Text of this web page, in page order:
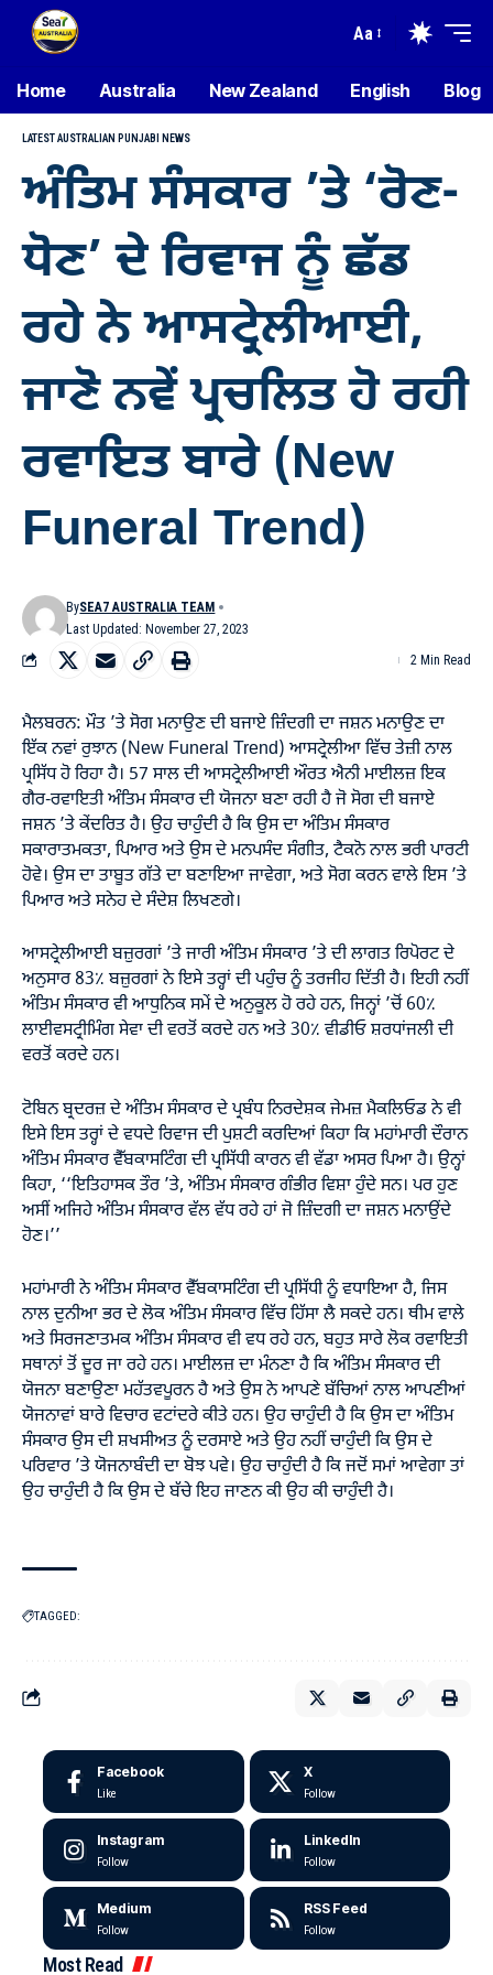
Aa
Home Australia New Zealand English Blog
LATEST AUSTRALIAN PUNJABI NEWS
ਅੰਤਿਮ ਸੰਸਕਾਰ ’ਤੇ ‘ਰੋਣ-
ਧੋਣ’ ਦੇ ਰਿਵਾਜ ਨੂੰ ਛੱਡ
ਰਹੇ ਨੇ ਆਸਟ੍ਰੇਲੀਆਈ,
ਜਾਣੋ ਨਵੇਂ ਪ੍ਰਚਲਿਤ ਹੋ ਰਹੀ
ਰਵਾਇਤ ਬਾਰੇ (New
Funeral Trend)
Last Updated: November 27, 2023
BySEA7 AUSTRALIA TEAM
2 Min Read
ਮੈਲਬਰਨ: ਮੌਤ ’ਤੇ ਸੋਗ ਮਨਾਉਣ ਦੀ ਬਜਾਏ ਜ਼ਿੰਦਗੀ ਦਾ ਜਸ਼ਨ ਮਨਾਉਣ ਦਾ
ਇੱਕ ਨਵਾਂ ਰੁਝਾਨ (New Funeral Trend) ਆਸਟ੍ਰੇਲੀਆ ਵਿੱਚ ਤੇਜ਼ੀ ਨਾਲ
ਪ੍ਰਸਿੱਧ ਹੋ ਰਿਹਾ ਹੈ। 57 ਸਾਲ ਦੀ ਆਸਟ੍ਰੇਲੀਆਈ ਔਰਤ ਐਨੀ ਮਾਈਲਜ਼ ਇਕ
ਗੈਰ-ਰਵਾਇਤੀ ਅੰਤਿਮ ਸੰਸਕਾਰ ਦੀ ਯੋਜਨਾ ਬਣਾ ਰਹੀ ਹੈ ਜੋ ਸੋਗ ਦੀ ਬਜਾਏ
ਜਸ਼ਨ ’ਤੇ ਕੇਂਦਰਿਤ ਹੈ। ਉਹ ਚਾਹੁੰਦੀ ਹੈ ਕਿ ਉਸ ਦਾ ਅੰਤਿਮ ਸੰਸਕਾਰ
ਸਕਾਰਾਤਮਕਤਾ, ਪਿਆਰ ਅਤੇ ਉਸ ਦੇ ਮਨਪਸੰਦ ਸੰਗੀਤ, ਟੈਕਨੋ ਨਾਲ ਭਰੀ ਪਾਰਟੀ
ਹੋਵੇ। ਉਸ ਦਾ ਤਾਬੂਤ ਗੱਤੇ ਦਾ ਬਣਾਇਆ ਜਾਵੇਗਾ, ਅਤੇ ਸੋਗ ਕਰਨ ਵਾਲੇ ਇਸ ’ਤੇ
ਪਿਆਰ ਅਤੇ ਸਨੇਹ ਦੇ ਸੰਦੇਸ਼ ਲਿਖਣਗੇ।
ਆਸਟ੍ਰੇਲੀਆਈ ਬਜ਼ੁਰਗਾਂ ’ਤੇ ਜਾਰੀ ਅੰਤਿਮ ਸੰਸਕਾਰ ’ਤੇ ਦੀ ਲਾਗਤ ਰਿਪੋਰਟ ਦੇ
ਅਨੁਸਾਰ 83٪ ਬਜ਼ੁਰਗਾਂ ਨੇ ਇਸੇ ਤਰ੍ਹਾਂ ਦੀ ਪਹੁੰਚ ਨੂੰ ਤਰਜੀਹ ਦਿੱਤੀ ਹੈ। ਇਹੀ ਨਹੀਂ
ਅੰਤਿਮ ਸੰਸਕਾਰ ਵੀ ਆਧੁਨਿਕ ਸਮੇਂ ਦੇ ਅਨੁਕੂਲ ਹੋ ਰਹੇ ਹਨ, ਜਿਨ੍ਹਾਂ ’ਚੋਂ 60٪
ਲਾਈਵਸਟ੍ਰੀਮਿੰਗ ਸੇਵਾ ਦੀ ਵਰਤੋਂ ਕਰਦੇ ਹਨ ਅਤੇ 30٪ ਵੀਡੀਓ ਸ਼ਰਧਾਂਜਲੀ ਦੀ
ਵਰਤੋਂ ਕਰਦੇ ਹਨ।
ਟੋਬਿਨ ਬ੍ਰਦਰਜ਼ ਦੇ ਅੰਤਿਮ ਸੰਸਕਾਰ ਦੇ ਪ੍ਰਬੰਧ ਨਿਰਦੇਸ਼ਕ ਜੇਮਜ਼ ਮੈਕਲਿਓਡ ਨੇ ਵੀ
ਇਸੇ ਇਸ ਤਰ੍ਹਾਂ ਦੇ ਵਧਦੇ ਰਿਵਾਜ ਦੀ ਪੁਸ਼ਟੀ ਕਰਦਿਆਂ ਕਿਹਾ ਕਿ ਮਹਾਂਮਾਰੀ ਦੌਰਾਨ
ਅੰਤਿਮ ਸੰਸਕਾਰ ਵੈੱਬਕਾਸਟਿੰਗ ਦੀ ਪ੍ਰਸਿੱਧੀ ਕਾਰਨ ਵੀ ਵੱਡਾ ਅਸਰ ਪਿਆ ਹੈ। ਉਨ੍ਹਾਂ
ਕਿਹਾ, ‘‘ਇਤਿਹਾਸਕ ਤੌਰ ’ਤੇ, ਅੰਤਿਮ ਸੰਸਕਾਰ ਗੰਭੀਰ ਵਿਸ਼ਾ ਹੁੰਦੇ ਸਨ। ਪਰ ਹੁਣ
ਅਸੀਂ ਅਜਿਹੇ ਅੰਤਿਮ ਸੰਸਕਾਰ ਵੱਲ ਵੱਧ ਰਹੇ ਹਾਂ ਜੋ ਜ਼ਿੰਦਗੀ ਦਾ ਜਸ਼ਨ ਮਨਾਉਂਦੇ
ਹੋਣ।’’
ਮਹਾਂਮਾਰੀ ਨੇ ਅੰਤਿਮ ਸੰਸਕਾਰ ਵੈੱਬਕਾਸਟਿੰਗ ਦੀ ਪ੍ਰਸਿੱਧੀ ਨੂੰ ਵਧਾਇਆ ਹੈ, ਜਿਸ
ਨਾਲ ਦੁਨੀਆ ਭਰ ਦੇ ਲੋਕ ਅੰਤਿਮ ਸੰਸਕਾਰ ਵਿੱਚ ਹਿੱਸਾ ਲੈ ਸਕਦੇ ਹਨ। ਥੀਮ ਵਾਲੇ
ਅਤੇ ਸਿਰਜਣਾਤਮਕ ਅੰਤਿਮ ਸੰਸਕਾਰ ਵੀ ਵਧ ਰਹੇ ਹਨ, ਬਹੁਤ ਸਾਰੇ ਲੋਕ ਰਵਾਇਤੀ
ਸਥਾਨਾਂ ਤੋਂ ਦੂਰ ਜਾ ਰਹੇ ਹਨ। ਮਾਈਲਜ਼ ਦਾ ਮੰਨਣਾ ਹੈ ਕਿ ਅੰਤਿਮ ਸੰਸਕਾਰ ਦੀ
ਯੋਜਨਾ ਬਣਾਉਣਾ ਮਹੱਤਵਪੂਰਨ ਹੈ ਅਤੇ ਉਸ ਨੇ ਆਪਣੇ ਬੱਚਿਆਂ ਨਾਲ ਆਪਣੀਆਂ
ਯੋਜਨਾਵਾਂ ਬਾਰੇ ਵਿਚਾਰ ਵਟਾਂਦਰੇ ਕੀਤੇ ਹਨ। ਉਹ ਚਾਹੁੰਦੀ ਹੈ ਕਿ ਉਸ ਦਾ ਅੰਤਿਮ
ਸੰਸਕਾਰ ਉਸ ਦੀ ਸ਼ਖਸੀਅਤ ਨੂੰ ਦਰਸਾਏ ਅਤੇ ਉਹ ਨਹੀਂ ਚਾਹੁੰਦੀ ਕਿ ਉਸ ਦੇ
ਪਰਿਵਾਰ ’ਤੇ ਯੋਜਨਾਬੰਦੀ ਦਾ ਬੋਝ ਪਵੇ। ਉਹ ਚਾਹੁੰਦੀ ਹੈ ਕਿ ਜਦੋਂ ਸਮਾਂ ਆਵੇਗਾ ਤਾਂ
ਉਹ ਚਾਹੁੰਦੀ ਹੈ ਕਿ ਉਸ ਦੇ ਬੱਚੇ ਇਹ ਜਾਣਨ ਕੀ ਉਹ ਕੀ ਚਾਹੁੰਦੀ ਹੈ।
TAGGED:
Facebook
Like
X
Follow
Instagram
Follow
LinkedIn
Follow
Medium
Follow
RSS Feed
Follow
Most Read